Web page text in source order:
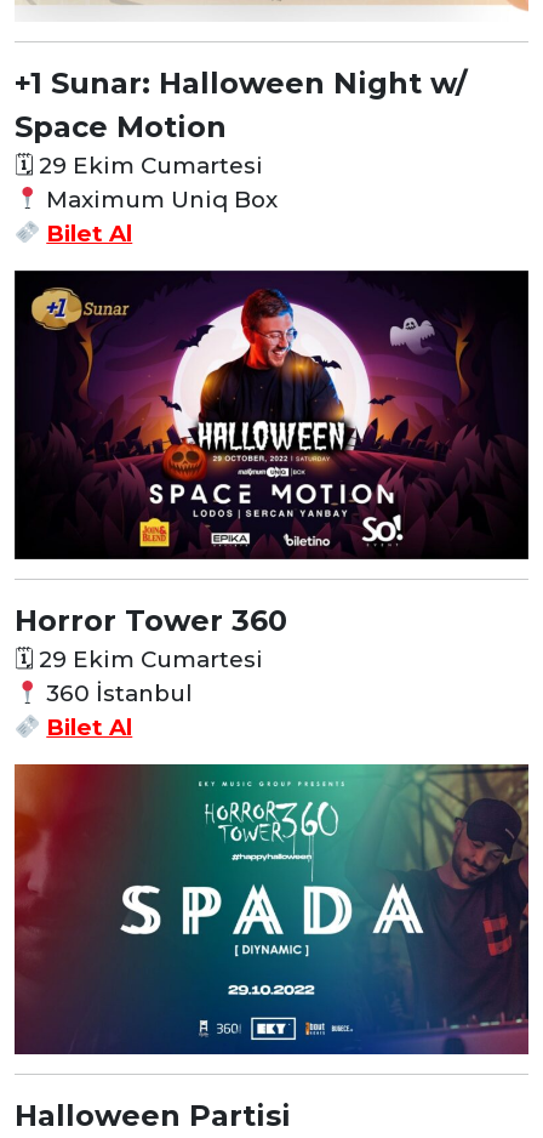
+1 Sunar: Halloween Night w/
Space Motion
🗓 29 Ekim Cumartesi
Maximum Uniq Box
Bilet Al
Horror Tower 360
🗓 29 Ekim Cumartesi
360 İstanbul
Bilet Al
Halloween Partisi